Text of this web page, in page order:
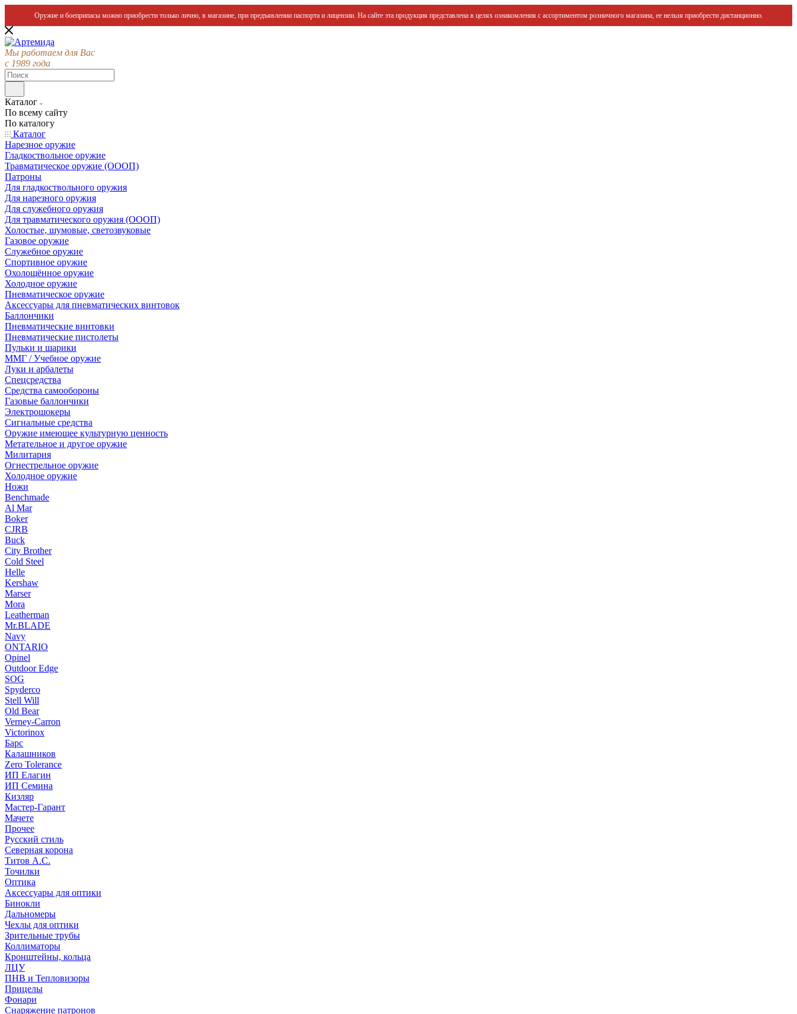
Оружие и боеприпасы можно приобрести только лично, в магазине, при предъявлении паспорта и лицензии. На сайте эта продукция представлена в целях ознакомления с ассортиментом розничного магазина, ее нельзя приобрести дистанционно.
Мы работаем для Вас
с 1989 года
Каталог
По всему сайту
По каталогу
Каталог
Нарезное оружие
Гладкоствольное оружие
Травматическое оружие (ОООП)
Патроны
Для гладкоствольного оружия
Для нарезного оружия
Для служебного оружия
Для травматического оружия (ОООП)
Холостые, шумовые, светозвуковые
Газовое оружие
Служебное оружие
Спортивное оружие
Охолощённое оружие
Холодное оружие
Пневматическое оружие
Аксессуары для пневматических винтовок
Баллончики
Пневматические винтовки
Пневматические пистолеты
Пульки и шарики
ММГ / Учебное оружие
Луки и арбалеты
Спецсредства
Средства самообороны
Газовые баллончики
Электрошокеры
Сигнальные средства
Оружие имеющее культурную ценность
Метательное и другое оружие
Милитария
Огнестрельное оружие
Холодное оружие
Ножи
Benchmade
Al Mar
Boker
CJRB
Buck
City Brother
Cold Steel
Helle
Kershaw
Marser
Mora
Leatherman
Mr.BLADE
Navy
ONTARIO
Opinel
Outdoor Edge
SOG
Spyderco
Stell Will
Old Bear
Verney-Carron
Victorinox
Барс
Калашников
Zero Tolerance
ИП Елагин
ИП Семина
Кизляр
Мастер-Гарант
Мачете
Прочее
Русский стиль
Северная корона
Титов А.С.
Точилки
Оптика
Аксессуары для оптики
Бинокли
Дальномеры
Чехлы для оптики
Зрительные трубы
Коллиматоры
Кронштейны, кольца
ЛЦУ
ПНВ и Тепловизоры
Прицелы
Фонари
Снаряжение патронов